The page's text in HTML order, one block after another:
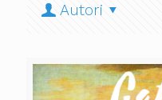
Autori